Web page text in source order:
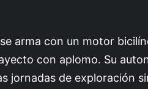
arma con un motor
con aplomo. Su
jornadas de exploración